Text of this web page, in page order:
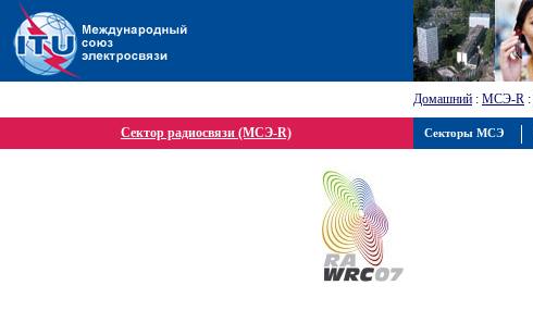
Домашний : МСЭ-R :
Сектор радиосвязи (МСЭ-R) Секторы МСЭ